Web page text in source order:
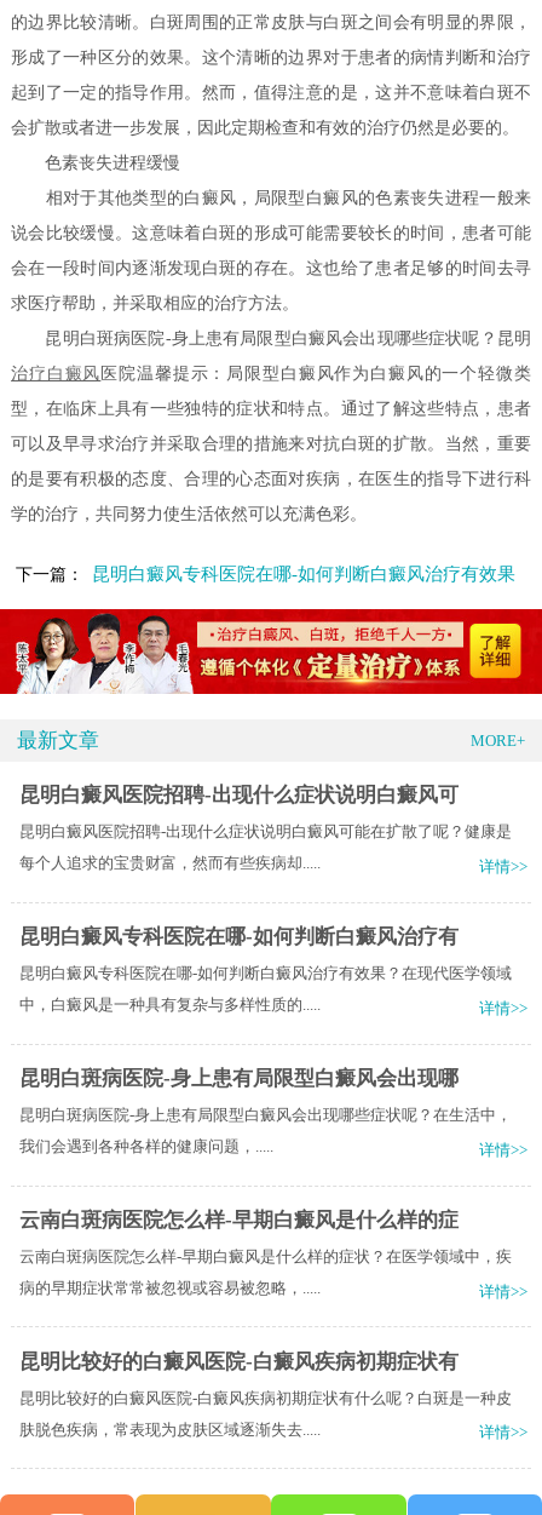
的边界比较清晰。白斑周围的正常皮肤与白斑之间会有明显的界限，
形成了一种区分的效果。这个清晰的边界对于患者的病情判断和治疗
起到了一定的指导作用。然而，值得注意的是，这并不意味着白斑不
会扩散或者进一步发展，因此定期检查和有效的治疗仍然是必要的。
色素丧失进程缓慢
相对于其他类型的白癜风，局限型白癜风的色素丧失进程一般来
说会比较缓慢。这意味着白斑的形成可能需要较长的时间，患者可能
会在一段时间内逐渐发现白斑的存在。这也给了患者足够的时间去寻
求医疗帮助，并采取相应的治疗方法。
昆明白斑病医院-身上患有局限型白癜风会出现哪些症状呢？昆明
治疗白癜风 医院温馨提示：局限型白癜风作为白癜风的一个轻微类
型，在临床上具有一些独特的症状和特点。通过了解这些特点，患者
可以及早寻求治疗并采取合理的措施来对抗白斑的扩散。当然，重要
的是要有积极的态度、合理的心态面对疾病，在医生的指导下进行科
学的治疗，共同努力使生活依然可以充满色彩。
下一篇： 昆明白癜风专科医院在哪-如何判断白癜风治疗有效果
最新文章 MORE+
昆明白癜风医院招聘-出现什么症状说明白癜风可
昆明白癜风医院招聘-出现什么症状说明白癜风可能在扩散了呢？健康是
每个人追求的宝贵财富，然而有些疾病却.....
详情>>
昆明白癜风专科医院在哪-如何判断白癜风治疗有
昆明白癜风专科医院在哪-如何判断白癜风治疗有效果？在现代医学领域
中，白癜风是一种具有复杂与多样性质的.....
详情>>
昆明白斑病医院-身上患有局限型白癜风会出现哪
昆明白斑病医院-身上患有局限型白癜风会出现哪些症状呢？​在生活中，
我们会遇到各种各样的健康问题，.....
详情>>
云南白斑病医院怎么样-早期白癜风是什么样的症
云南白斑病医院怎么样-早期白癜风是什么样的症状？在医学领域中，疾
病的早期症状常常被忽视或容易被忽略，.....
详情>>
昆明比较好的白癜风医院-白癜风疾病初期症状有
昆明比较好的白癜风医院-白癜风疾病初期症状有什么呢？白斑是一种皮
肤脱色疾病，常表现为皮肤区域逐渐失去.....
详情>>